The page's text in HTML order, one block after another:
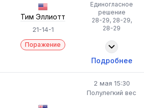
Тим Эллиотт
21-14-1
Поражение
Единогласное
решение
28-29, 28-29,
28-29
Подробнее
2 мая 15:30
Полулегкий вес